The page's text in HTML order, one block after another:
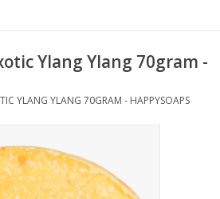
Ylang Ylang 70gram -
YLANG YLANG 70GRAM - HAPPYSOAPS